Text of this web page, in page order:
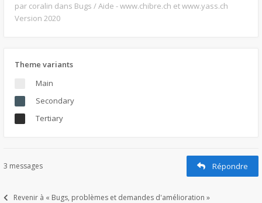
par coralin dans Bugs / Aide - www.chibre.ch et www.yass.ch
Version 2020
Theme variants
Main
Secondary
Tertiary
3 messages Répondre
Revenir à « Bugs, problèmes et demandes d'amélioration »